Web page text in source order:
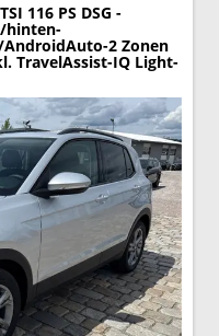
116 PS DSG -
hinten-
2 Zonen
TravelAssist-IQ Light-